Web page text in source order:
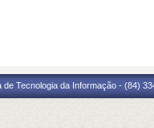
de Tecnologia da Informação - (84)